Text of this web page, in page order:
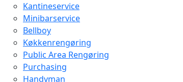
Kantineservice
Minibarservice
Bellboy
Køkkenrengøring
Public Area Rengøring
Purchasing
Handyman